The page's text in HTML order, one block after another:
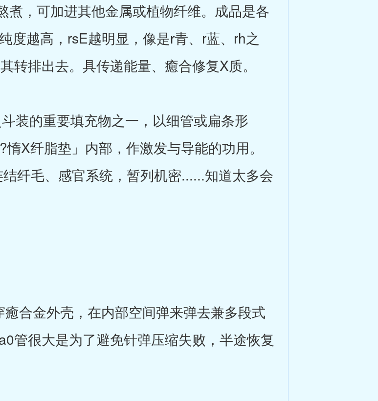
，可加进其他金属或植物纤维。成品是各
度越高，rsE越明显，像是r青、r蓝、rh之
转排出去。具传递能量、癒合修复X质。
装的重要填充物之一，以细管或扁条形
X纤脂垫」内部，作激发与导能的功用。
纤毛、感官系统，暂列机密......知道太多会
合金外壳，在内部空间弹来弹去兼多段式
管很大是为了避免针弹压缩失败，半途恢复